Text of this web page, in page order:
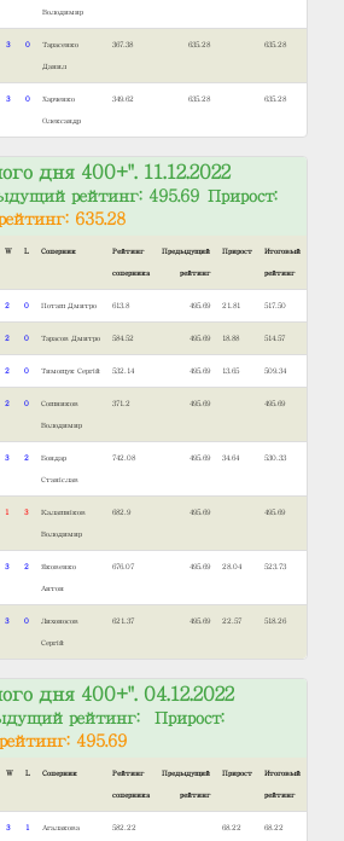
Володимир
3 0 Тарасенко
Данил
367.38 635.28 635.28
3 0 Харченко
Олександр
349.62 635.28 635.28
дня 400+". 11.12.2022
рейтинг: 495.69 Прирост:
635.28
W L Соперник Рейтинг
соперника
Предыдущий
рейтинг
Прирост Итоговый
рейтинг
2 0 Поташ Дмитро 613.8 495.69 21.81 517.50
2 0 Тарасов Дмитро 584.52 495.69 18.88 514.57
2 0 Тимощук Сергій 532.14 495.69 13.65 509.34
2 0 Сошников
Володимир
371.2 495.69 495.69
3 2 Бондар
Станіслав
742.08 495.69 34.64 530.33
3 Калашніков
Володимир
682.9 495.69 495.69
3 2 Яковенко
Антон
676.07 495.69 28.04 523.73
3 0 Лихоносов
Сергій
621.37 495.69 22.57 518.26
дня 400+". 04.12.2022
рейтинг: Прирост:
495.69
W L Соперник Рейтинг
соперника
Предыдущий
рейтинг
Прирост Итоговый
рейтинг
3 1 Агалакова 582.22 68.22 68.22